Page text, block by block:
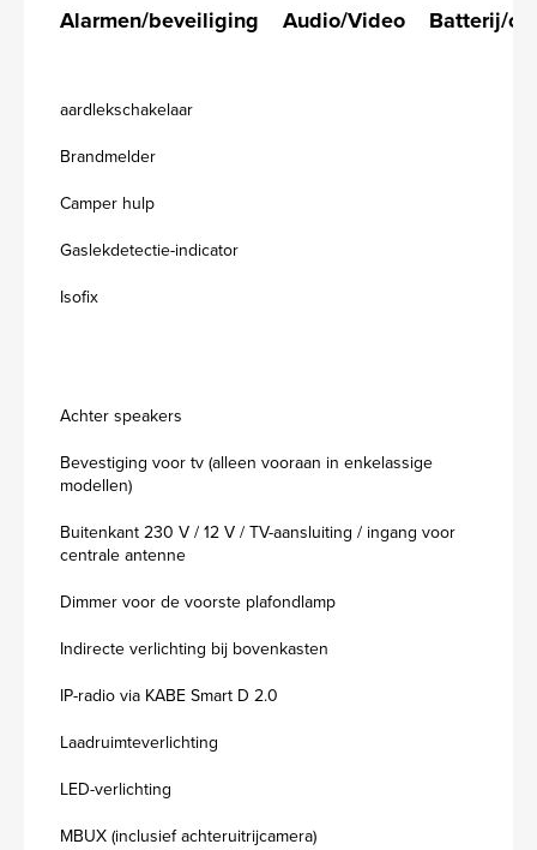
Alarmen/beveiliging Audio/Video Batterij/
aardlekschakelaar
Brandmelder
Camper hulp
Gaslekdetectie-indicator
Isofix
Achter speakers
Bevestiging voor tv (alleen vooraan in enkelassige
modellen)
Buitenkant 230 V / 12 V / TV-aansluiting / ingang voor
centrale antenne
Dimmer voor de voorste plafondlamp
Indirecte verlichting bij bovenkasten
IP-radio via KABE Smart D 2.0
Laadruimteverlichting
LED-verlichting
MBUX (inclusief achteruitrijcamera)